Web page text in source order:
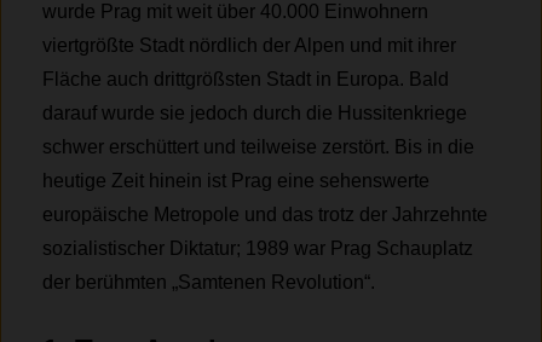
wurde Prag mit weit über 40.000 Einwohnern
viertgrößte Stadt nördlich der Alpen und mit ihrer
Fläche auch drittgrößsten Stadt in Europa. Bald
darauf wurde sie jedoch durch die Hussitenkriege
schwer erschüttert und teilweise zerstört. Bis in die
heutige Zeit hinein ist Prag eine sehenswerte
europäische Metropole und das trotz der Jahrzehnte
sozialistischer Diktatur; 1989 war Prag Schauplatz
der berühmten „Samtenen Revolution“.